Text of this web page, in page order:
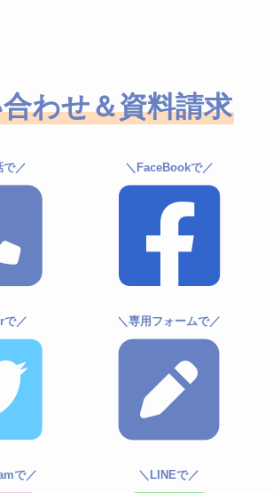
わせ＆資料請求
で／ ＼FaceBookで／
で／ ＼専用フォームで／
で／ ＼LINEで／